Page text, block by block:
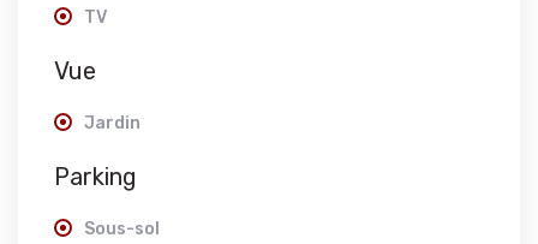
TV
Vue
Jardin
Parking
Sous-sol